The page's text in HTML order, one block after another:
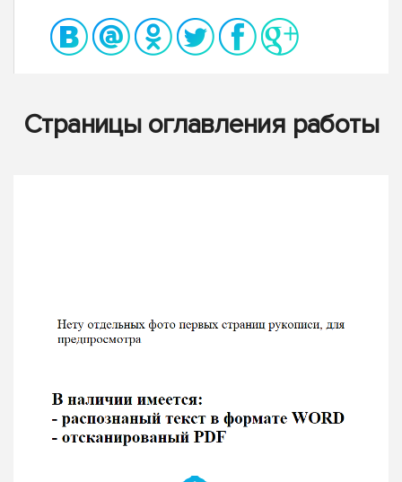
Страницы оглавления работы